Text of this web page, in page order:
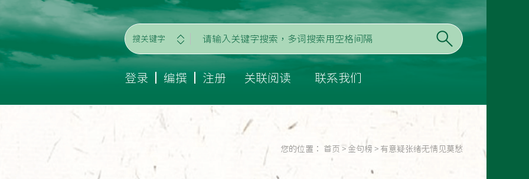
搜关键字
登录 编撰 注册 关联阅读 联系我们
您的位置： 首页 > 金句榜 > 有意疑张绪无情见莫愁